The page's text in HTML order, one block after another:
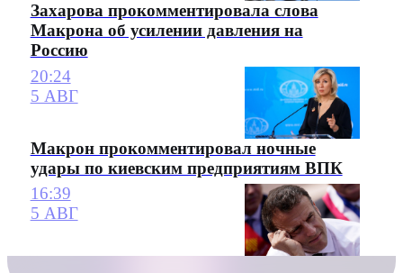
Захарова прокомментировала слова
Макрона об усилении давления на
Россию
20:24
5 АВГ
Макрон прокомментировал ночные
удары по киевским предприятиям ВПК
16:39
5 АВГ